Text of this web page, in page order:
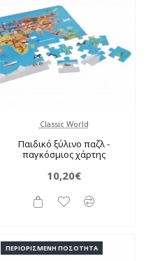
Classic World
Παιδικό ξύλινο παζλ -
παγκόσμιος χάρτης
10,20€
ΠΕΡΙΟΡΙΣΜΈΝΗ ΠΟΣΌΤΗΤΑ